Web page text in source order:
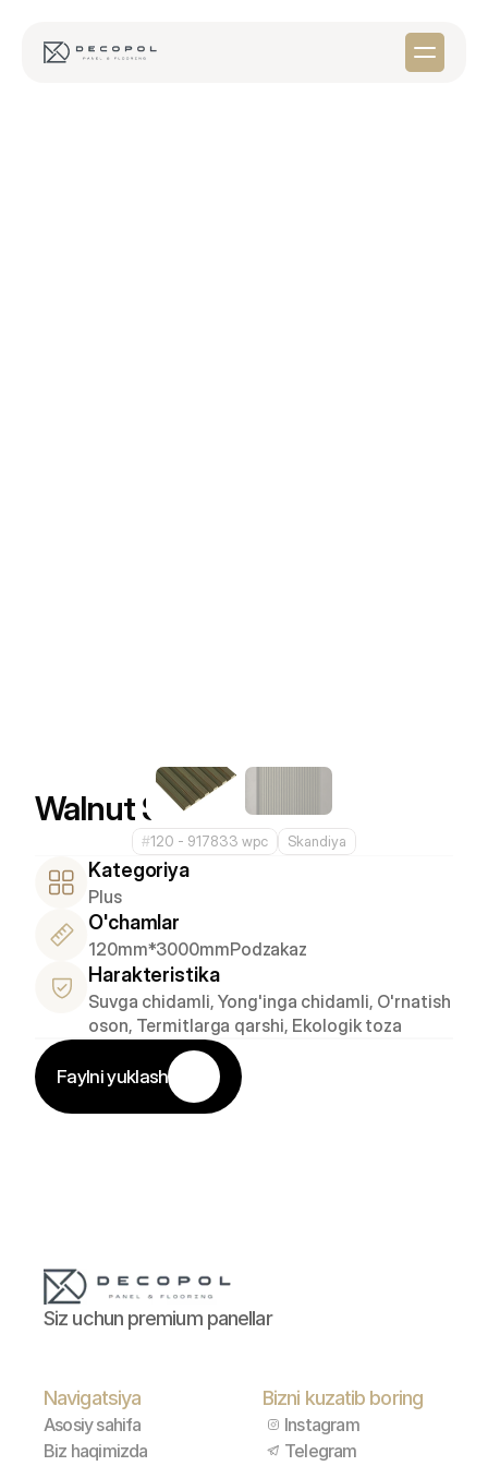
Walnut Silk
#120 - 917833 wpc Skandiya
Kategoriya
Plus
O'chamlar
120mm*3000mmPodzakaz
Harakteristika
Suvga chidamli, Yong'inga chidamli, O'rnatish
oson, Termitlarga qarshi, Ekologik toza
Faylni yuklash
Siz uchun premium panellar
Navigatsiya
Asosiy sahifa
Biz haqimizda
Bizni kuzatib boring
Instagram
Telegram